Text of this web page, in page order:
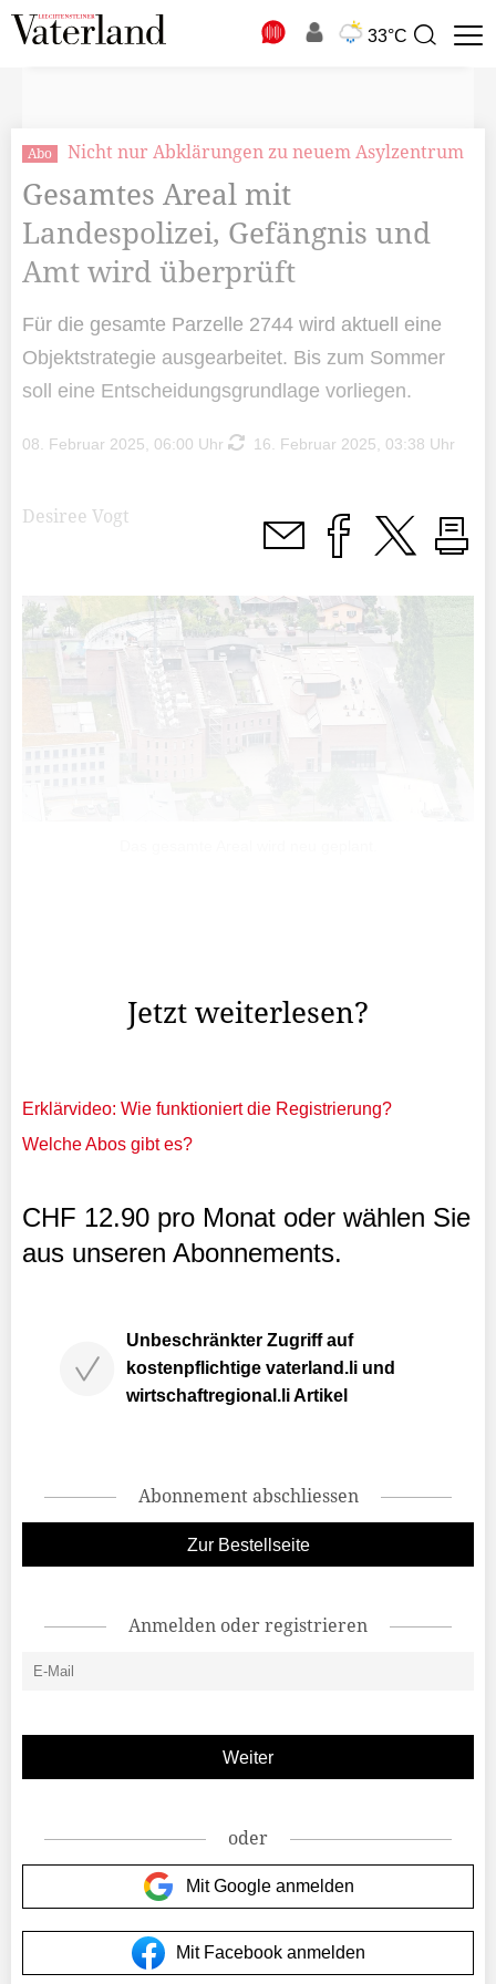
33°C
Suchbegriff
Abo Nicht nur Abklärungen zu neuem Asylzentrum
Gesamtes Areal mit
Landespolizei, Gefängnis und
Amt wird überprüft
Für die gesamte Parzelle 2744 wird aktuell eine
Objektstrategie ausgearbeitet. Bis zum Sommer
soll eine Entscheidungsgrundlage vorliegen.
08. Februar 2025, 06:00 Uhr 16. Februar 2025, 03:38 Uhr
Desiree Vogt
Jetzt weiterlesen?
Erklärvideo: Wie funktioniert die Registrierung?
Welche Abos gibt es?
CHF 12.90 pro Monat oder wählen Sie
aus unseren Abonnements.
Unbeschränkter Zugriff auf
kostenpflichtige vaterland.li und
wirtschaftregional.li Artikel
Abonnement abschliessen
Zur Bestellseite
Anmelden oder registrieren
oder
Mit Google anmelden
Mit Facebook anmelden